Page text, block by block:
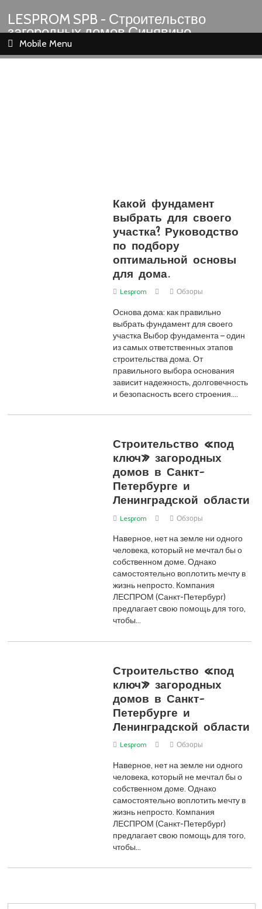
LESPROM SPB - Строительство
загородных домов Синявино
Шлиссельбург Кировск Назия
Mobile Menu
Какой фундамент
выбрать для своего
участка? Руководство
по подбору
оптимальной основы
для дома.
Lesprom Обзоры
Основа дома: как правильно
выбрать фундамент для своего
участка Выбор фундамента – один
из самых ответственных этапов
строительства дома. От
правильного выбора основания
зависит надежность, долговечность
и безопасность всего строения.…
Строительство «под
ключ» загородных
домов в Санкт-
Петербурге и
Ленинградской области
Lesprom Обзоры
Наверное, нет на земле ни одного
человека, который не мечтал бы о
собственном доме. Однако
самостоятельно воплотить мечту в
жизнь непросто. Компания
ЛЕСПРОМ (Санкт-Петербург)
предлагает свою помощь для того,
чтобы…
Строительство «под
ключ» загородных
домов в Санкт-
Петербурге и
Ленинградской области
Lesprom Обзоры
Наверное, нет на земле ни одного
человека, который не мечтал бы о
собственном доме. Однако
самостоятельно воплотить мечту в
жизнь непросто. Компания
ЛЕСПРОМ (Санкт-Петербург)
предлагает свою помощь для того,
чтобы…